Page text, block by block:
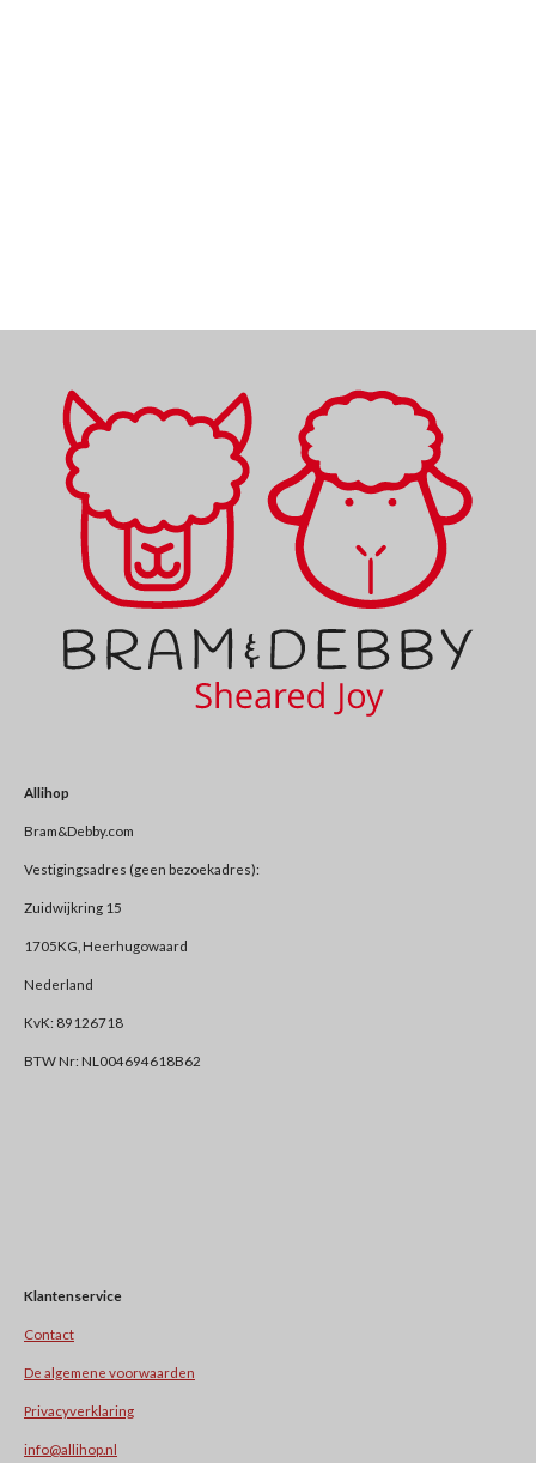
Allihop
Bram&Debby.com
Vestigingsadres (geen bezoekadres):
Zuidwijkring 15
1705KG, Heerhugowaard
Nederland
KvK: 89126718
BTW Nr: NL004694618B62
Klantenservice
Contact
De algemene voorwaarden
Privacyverklaring
info@allihop.nl